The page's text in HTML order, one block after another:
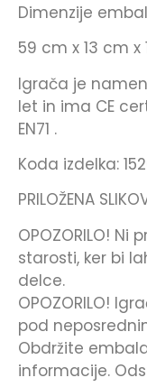
Dimenzije
59 cm x 13 cm x
Igrača je
let in ima CE
EN71 .
Koda izdelka:
PRILOŽENA
OPOZORILO!
starosti, ker bi
delce.
OPOZORILO!
pod
Obdržite
informacije.